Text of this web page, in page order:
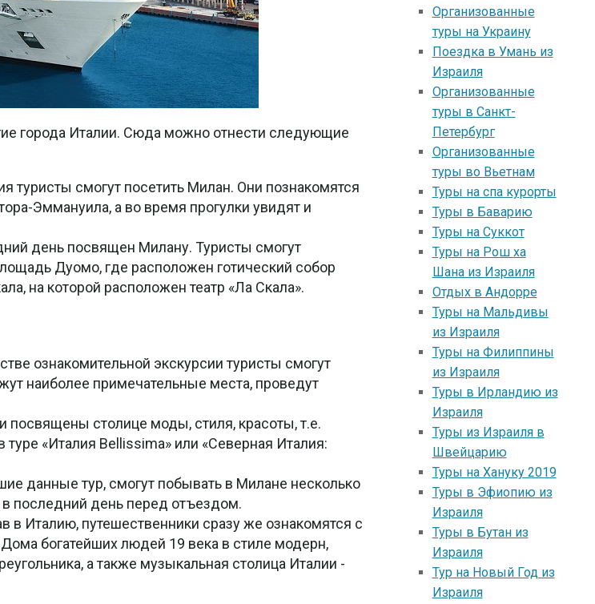
города Италии. Сюда можно отнести следующие
туристы смогут посетить Милан. Они познакомятся
Эммануила, а во время прогулки увидят и
день посвящен Милану. Туристы смогут
Дуомо, где расположен готический собор
на которой расположен театр «Ла Скала».
ознакомительной экскурсии туристы смогут
наиболее примечательные места, проведут
столице моды, стиля, красоты, т.е.
«Италия Bellissima» или «Северная Италия:
данные тур, смогут побывать в Милане несколько
последний день перед отъездом.
в Италию, путешественники сразу же ознакомятся с
богатейших людей 19 века в стиле модерн,
а также музыкальная столица Италии -
Организованные
туры на Украину
Поездка в Умань из
Израиля
Организованные
туры в Санкт-
Петербург
Организованные
туры во Вьетнам
Туры на спа курорты
Туры в Баварию
Туры на Суккот
Туры на Рош ха
Шана из Израиля
Отдых в Андорре
Туры на Мальдивы
из Израиля
Туры на Филиппины
из Израиля
Туры в Ирландию из
Израиля
Туры из Израиля в
Швейцарию
Туры на Хануку 2019
Туры в Эфиопию из
Израиля
Туры в Бутан из
Израиля
Тур на Новый Год из
Израиля